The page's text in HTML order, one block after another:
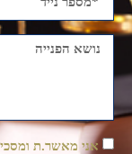
אני מאשר.ת